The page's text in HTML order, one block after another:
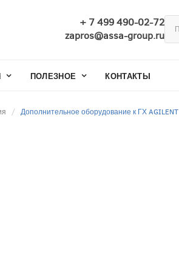
+ 7 499 490-02-72
zapros@assa-group.ru
ПОЛЕЗНОЕ КОНТАКТЫ
Дополнительное оборудование к ГХ AGILENT